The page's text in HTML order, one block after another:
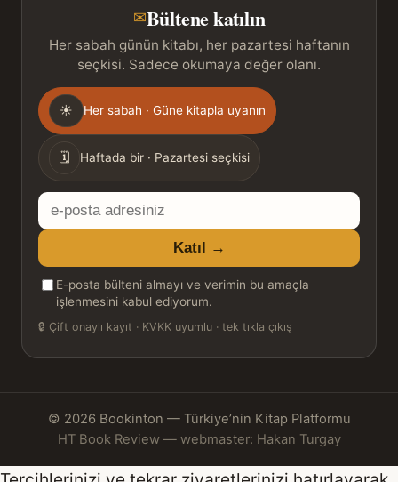
✉Bültene katılın
Her sabah günün kitabı, her pazartesi haftanın
seçkisi. Sadece okumaya değer olanı.
Gönderim
sıklığı
☀ Her sabah · Güne kitapla uyanın
🗓 Haftada bir · Pazartesi seçkisi
E-
posta
adresiniz
Katıl →
E-posta bülteni almayı ve verimin bu amaçla
işlenmesini kabul ediyorum.
🔒 Çift onaylı kayıt · KVKK uyumlu · tek tıkla çıkış
© 2026 Bookinton — Türkiye’nin Kitap Platformu
HT Book Review — webmaster: Hakan Turgay